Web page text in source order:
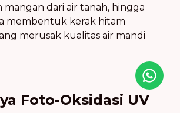
mangan dari air tanah, hingga
membentuk kerak hitam
merusak kualitas air mandi
Foto-Oksidasi UV
Icon